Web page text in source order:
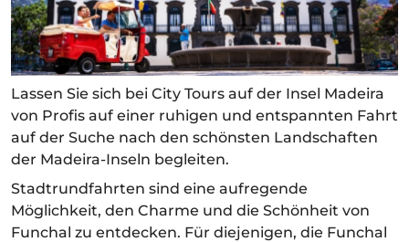
Lassen Sie sich bei City Tours auf der Insel Madeira
von Profis auf einer ruhigen und entspannten Fahrt
auf der Suche nach den schönsten Landschaften
der Madeira-Inseln begleiten.
Stadtrundfahrten sind eine aufregende
Möglichkeit, den Charme und die Schönheit von
Funchal zu entdecken. Für diejenigen, die Funchal